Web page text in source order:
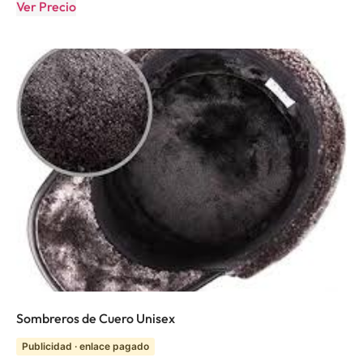
Ver Precio
Sombreros de Cuero Unisex
Publicidad · enlace pagado